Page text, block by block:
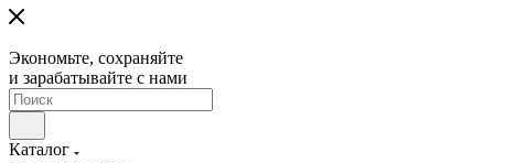
Экономьте, сохраняйте
и зарабатывайте с нами
Каталог